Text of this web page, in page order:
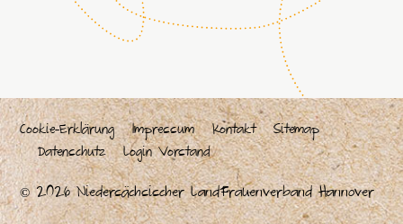
Cookie-Erklärung Impressum Kontakt
Sitemap
Datenschutz
Login Vorstand
© 2026 Niedersächsischer LandFrauenverband Hannover